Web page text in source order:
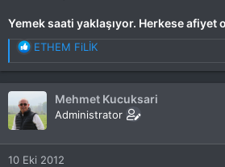
Yemek saati yaklaşıyor. Herkese afiyet
T
e
p
k
i
l
e
r
:
ETHEM FiLİK
Mehmet Kucuksari
Administrator
10 Eki 2012